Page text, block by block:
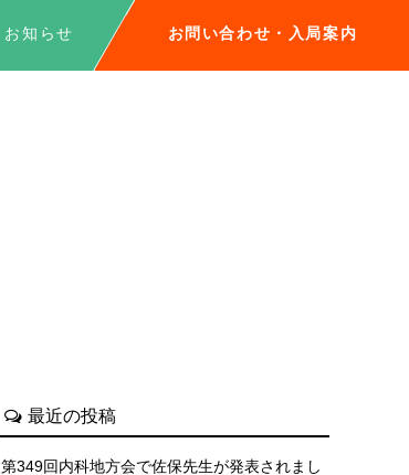
お知らせ お問い合わせ・入局案内
最近の投稿
第349回内科地方会で佐保先生が発表されまし